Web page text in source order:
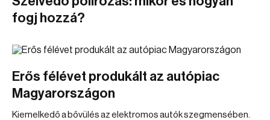
fogj hozzá?
Erős félévet produkált az autópiac
Magyarországon
Kiemelkedő a bővülés az elektromos autók szegmensében.